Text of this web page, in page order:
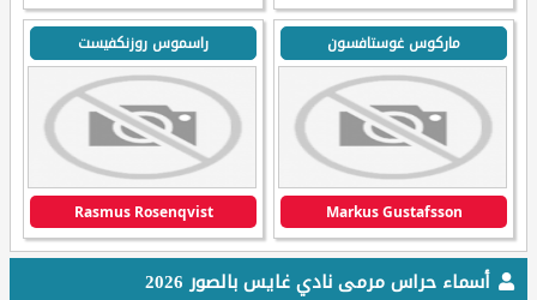
ماركوس غوستافسون
Markus Gustafsson
راسموس روزنكفيست
Rasmus Rosenqvist
أسماء حراس مرمى نادي غايس بالصور 2026